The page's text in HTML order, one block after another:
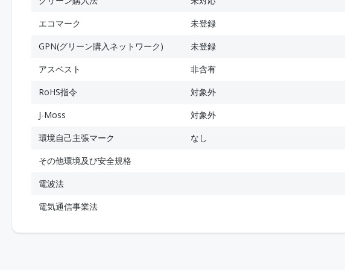
エコマーク
未登録
GPN(グリーン購入ネットワーク)
未登録
アスベスト
非含有
RoHS指令
対象外
J-Moss
対象外
環境自己主張マーク
なし
その他環境及び安全規格
電波法
電気通信事業法